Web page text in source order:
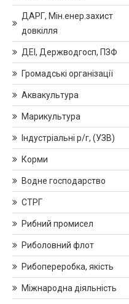
ДАРГ, Мін.енер.захист
довкілля
ДЕІ, Держводгосп, ПЗФ
Громадські організації
Аквакультура
Марикультура
Індустріальні р/г, (УЗВ)
Корми
Водне господарство
СТРГ
Рибний промисел
Риболовний флот
Рибопереробка, якість
Міжнародна діяльність